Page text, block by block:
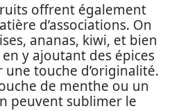
offrent également
d’associations. On
ananas, kiwi, et bien
y ajoutant des épices
touche d’originalité.
de menthe ou un
peuvent sublimer le